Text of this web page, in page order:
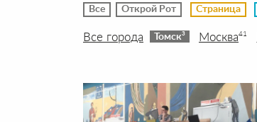
Все Открой Рот Страница
Все города Томск3 Москва41